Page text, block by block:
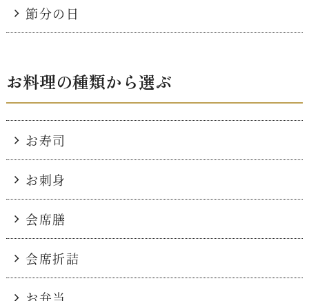
節分の日
お料理の種類から選ぶ
お寿司
お刺身
会席膳
会席折詰
お弁当